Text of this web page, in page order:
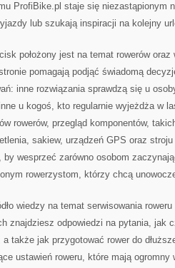
ProfiBike.pl staje się niezastąpionym
lub szukają inspiracji na kolejny
położony jest na temat rowerów oraz
pomagają podjąć świadomą
inne rozwiązania sprawdzą się u
u kogoś, kto regularnie wyjeżdża w
rowerów, przegląd komponentów,
sakiew, urządzeń GPS oraz
wesprzeć zarówno osobom
rowerzystom, którzy chcą
wiedzy na temat serwisowania
znajdziesz odpowiedzi na pytania, jak
także jak przygotować rower do
ustawień roweru, które mają ogromny